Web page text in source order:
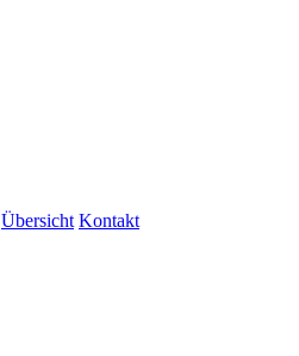
Übersicht Kontakt